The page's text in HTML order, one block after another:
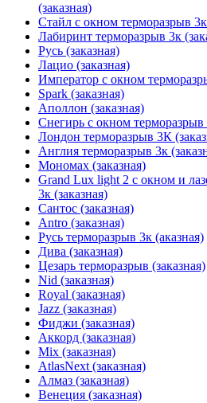
(заказная)
Стайл с окном терморазрыв 3к
Лабиринт терморазрыв 3к
Русь (заказная)
Лацио (заказная)
Император с окном
Spark (заказная)
Аполлон (заказная)
Снегирь с окном терморазрыв
Лондон терморазрыв 3К
Англия терморазрыв 3к
Мономах (заказная)
Grand Lux light 2 с окном и
3к (заказная)
Сантос (заказная)
Antro (заказная)
Русь терморазрыв 3к (аказная)
Дива (заказная)
Цезарь терморазрыв (заказная)
Nid (заказная)
Royal (заказная)
Jazz (заказная)
Фиджи (заказная)
Аккорд (заказная)
Mix (заказная)
AtlasNext (заказная)
Алмаз (заказная)
Венеция (заказная)